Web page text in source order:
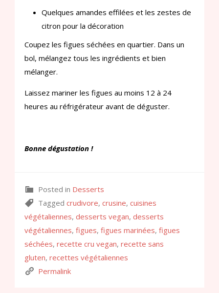
Quelques amandes effilées et les zestes de
citron pour la décoration
Coupez les figues séchées en quartier. Dans un
bol, mélangez tous les ingrédients et bien
mélanger.
Laissez mariner les figues au moins 12 à 24
heures au réfrigérateur avant de déguster.
Bonne dégustation !
Posted in Desserts
Tagged crudivore, crusine, cuisines
végétaliennes, desserts vegan, desserts
végétaliennes, figues, figues marinées, figues
séchées, recette cru vegan, recette sans
gluten, recettes végétaliennes
Permalink